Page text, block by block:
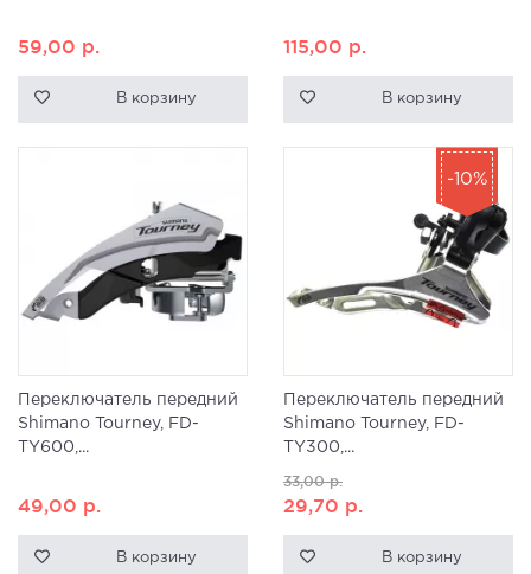
59,00 р.
В корзину
115,00 р.
В корзину
Переключатель передний
Shimano Tourney, FD-
TY600,...
49,00 р.
В корзину
Переключатель передний
Shimano Tourney, FD-
TY300,...
33,00р.
29,70 р.
В корзину
-10%